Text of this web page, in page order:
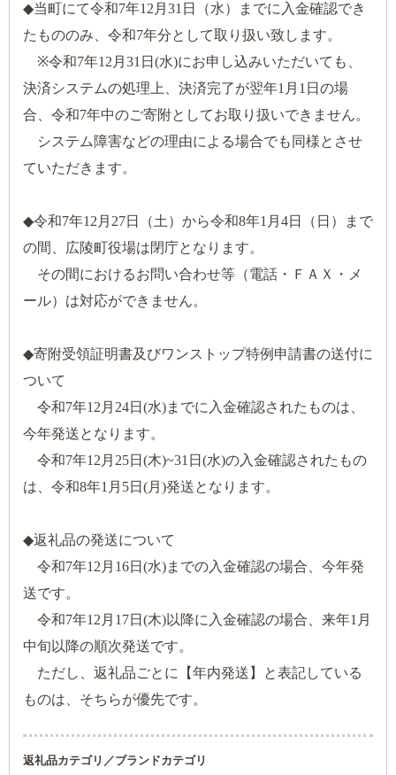
◆当町にて令和7年12月31日（水）までに入金確認でき
たもののみ、令和7年分として取り扱い致します。
※令和7年12月31日(水)にお申し込みいただいても、
決済システムの処理上、決済完了が翌年1月1日の場
合、令和7年中のご寄附としてお取り扱いできません。
システム障害などの理由による場合でも同様とさせ
ていただきます。
◆令和7年12月27日（土）から令和8年1月4日（日）まで
の間、広陵町役場は閉庁となります。
その間におけるお問い合わせ等（電話・ＦＡＸ・メ
ール）は対応ができません。
◆寄附受領証明書及びワンストップ特例申請書の送付に
ついて
令和7年12月24日(水)までに入金確認されたものは、
今年発送となります。
令和7年12月25日(木)~31日(水)の入金確認されたもの
は、令和8年1月5日(月)発送となります。
◆返礼品の発送について
令和7年12月16日(水)までの入金確認の場合、今年発
送です。
令和7年12月17日(木)以降に入金確認の場合、来年1月
中旬以降の順次発送です。
ただし、返礼品ごとに【年内発送】と表記している
ものは、そちらが優先です。
返礼品カテゴリ／ブランドカテゴリ